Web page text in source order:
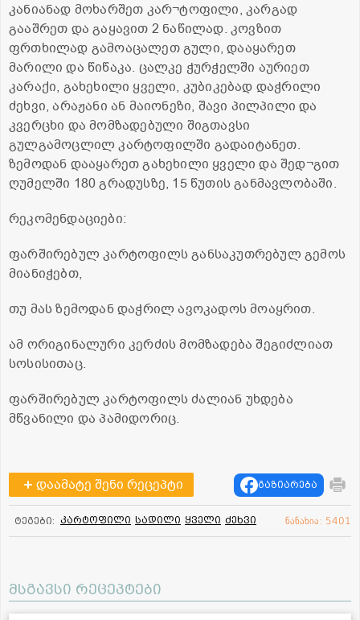
კანიანად მოხარშეთ კარ¬ტოფილი, კარგად
გააშრეთ და გაყავით 2 ნაწილად. კოვზით
ფრთხილად გამოაცალეთ გული, დააყარეთ
მარილი და წიწაკა. ცალკე ჭურჭელში აურიეთ
კარაქი, გახეხილი ყველი, კუბიკებად დაჭრილი
ძეხვი, არაჟანი ან მაიონეზი, შავი პილპილი და
კვერცხი და მომზადებული შიგთავსი
გულგამოცლილ კარტოფილში გადაიტანეთ.
ზემოდან დააყარეთ გახეხილი ყველი და შედ¬გით
ღუმელში 180 გრადუსზე, 15 წუთის განმავლობაში.
რეკომენდაციები:
ფარშირებულ კარტოფილს განსაკუთრებულ გემოს
მიანიჭებთ,
თუ მას ზემოდან დაჭრილ ავოკადოს მოაყრით.
ამ ორიგინალური კერძის მომზადება შეგიძლიათ
სოსისითაც.
ფარშირებულ კარტოფილს ძალიან უხდება
მწვანილი და პამიდორიც.
დაამატე შენი რეცეპტი გაზიარება
ტეგები: კარტოფილი სადილი ყველი ძეხვი ნანახია: 5401
მსგავსი რეცეპტები